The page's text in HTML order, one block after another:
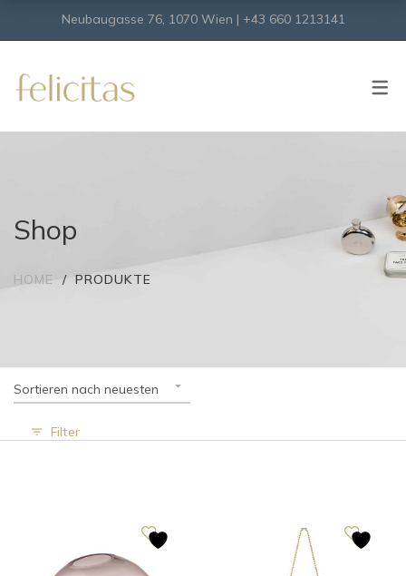
Neubaugasse 76, 1070 Wien | +43 660 1213141
Shop
HOME PRODUKTE
Sortieren nach neuesten
Filter